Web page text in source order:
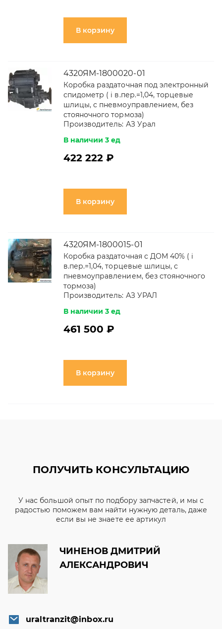
В корзину
4320ЯМ-1800020-01
Коробка раздаточная под электронный
спидометр ( i в.пер.=1,04, торцевые
шлицы, с пневмоуправлением, без
стояночного тормоза)
Производитель: АЗ Урал
В наличии 3 ед
422 222 ₽
В корзину
4320ЯМ-1800015-01
Коробка раздаточная с ДОМ 40% ( i
в.пер.=1,04, торцевые шлицы, с
пневмоуправлением, без стояночного
тормоза)
Производитель: АЗ УРАЛ
В наличии 3 ед
461 500 ₽
В корзину
ПОЛУЧИТЬ КОНСУЛЬТАЦИЮ
У нас большой опыт по подбору запчастей, и мы с
радостью поможем вам найти нужную деталь, даже
если вы не знаете ее артикул
ЧИНЕНОВ ДМИТРИЙ
АЛЕКСАНДРОВИЧ
uraltranzit@inbox.ru